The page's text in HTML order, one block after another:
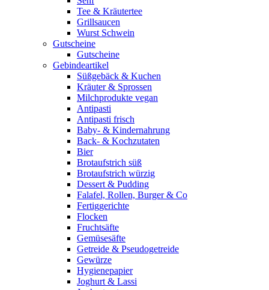
Tee & Kräutertee
Grillsaucen
Wurst Schwein
Gutscheine
Gutscheine
Gebindeartikel
Süßgebäck & Kuchen
Kräuter & Sprossen
Milchprodukte vegan
Antipasti
Antipasti frisch
Baby- & Kindernahrung
Back- & Kochzutaten
Bier
Brotaufstrich süß
Brotaufstrich würzig
Dessert & Pudding
Falafel, Rollen, Burger & Co
Fertiggerichte
Flocken
Fruchtsäfte
Gemüsesäfte
Getreide & Pseudogetreide
Gewürze
Hygienepapier
Joghurt & Lassi